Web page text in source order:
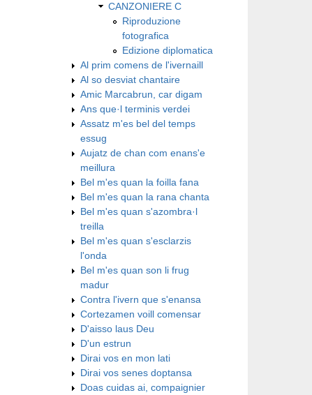
CANZONIERE C
Riproduzione
fotografica
Edizione diplomatica
Al prim comens de l'ivernaill
Al so desviat chantaire
Amic Marcabrun, car digam
Ans que·l terminis verdei
Assatz m'es bel del temps
essug
Aujatz de chan com enans'e
meillura
Bel m'es quan la foilla fana
Bel m'es quan la rana chanta
Bel m'es quan s'azombra·l
treilla
Bel m'es quan s'esclarzis
l'onda
Bel m'es quan son li frug
madur
Contra l'ivern que s'enansa
Cortezamen voill comensar
D'aisso laus Deu
D'un estrun
Dirai vos en mon lati
Dirai vos senes doptansa
Doas cuidas ai, compaignier